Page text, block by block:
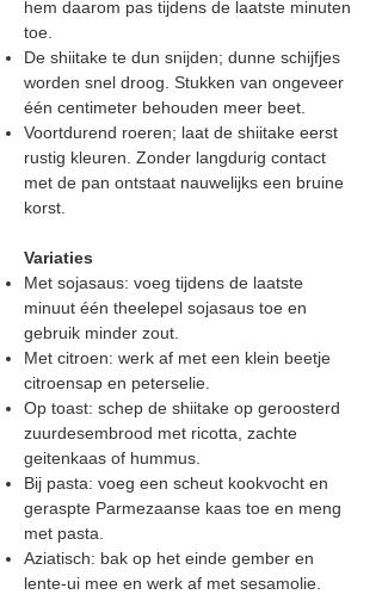
hem daarom pas tijdens de laatste minuten
toe.
De shiitake te dun snijden; dunne schijfjes
worden snel droog. Stukken van ongeveer
één centimeter behouden meer beet.
Voortdurend roeren; laat de shiitake eerst
rustig kleuren. Zonder langdurig contact
met de pan ontstaat nauwelijks een bruine
korst.
Variaties
Met sojasaus: voeg tijdens de laatste
minuut één theelepel sojasaus toe en
gebruik minder zout.
Met citroen: werk af met een klein beetje
citroensap en peterselie.
Op toast: schep de shiitake op geroosterd
zuurdesembrood met ricotta, zachte
geitenkaas of hummus.
Bij pasta: voeg een scheut kookvocht en
geraspte Parmezaanse kaas toe en meng
met pasta.
Aziatisch: bak op het einde gember en
lente-ui mee en werk af met sesamolie.